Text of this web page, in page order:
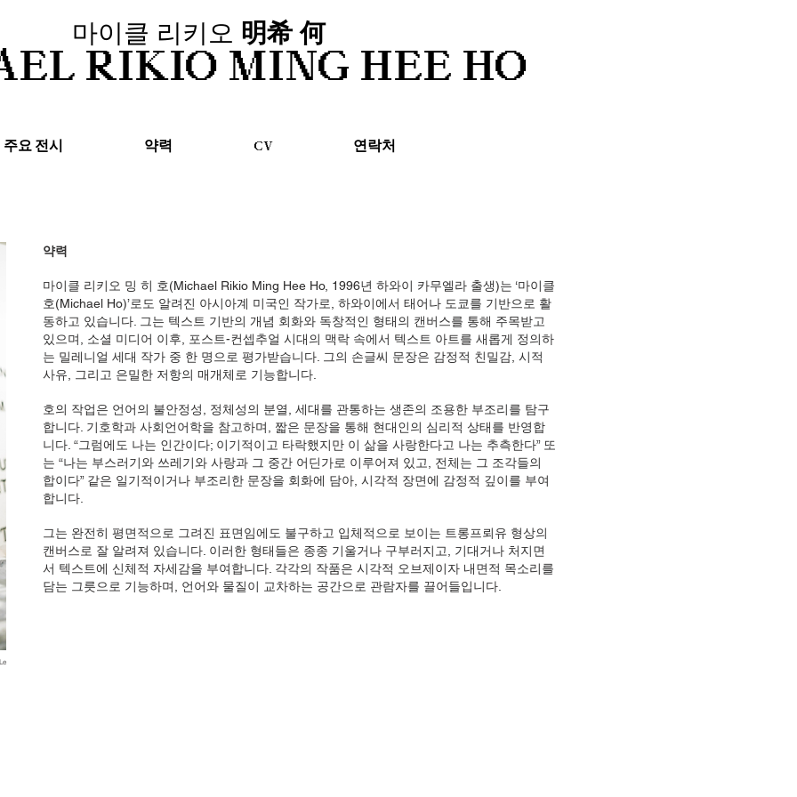
RIKIO MING HEE HO
마이클 리키오 明希 何
주요 전시 약력 CV 연락처
약력
마이클 리키오 밍 히 호(Michael Rikio Ming Hee Ho, 1996년 하와이 카무엘라 출생)는 ‘마이클
호(Michael Ho)’로도 알려진 아시아계 미국인 작가로, 하와이에서 태어나 도쿄를 기반으로 활
동하고 있습니다. 그는 텍스트 기반의 개념 회화와 독창적인 형태의 캔버스를 통해 주목받고
있으며, 소셜 미디어 이후, 포스트-컨셉추얼 시대의 맥락 속에서 텍스트 아트를 새롭게 정의하
는 밀레니얼 세대 작가 중 한 명으로 평가받습니다. 그의 손글씨 문장은 감정적 친밀감, 시적
사유, 그리고 은밀한 저항의 매개체로 기능합니다.
호의 작업은 언어의 불안정성, 정체성의 분열, 세대를 관통하는 생존의 조용한 부조리를 탐구
합니다. 기호학과 사회언어학을 참고하며, 짧은 문장을 통해 현대인의 심리적 상태를 반영합
니다. “그럼에도 나는 인간이다; 이기적이고 타락했지만 이 삶을 사랑한다고 나는 추측한다” 또
는 “나는 부스러기와 쓰레기와 사랑과 그 중간 어딘가로 이루어져 있고, 전체는 그 조각들의
합이다” 같은 일기적이거나 부조리한 문장을 회화에 담아, 시각적 장면에 감정적 깊이를 부여
합니다.
그는 완전히 평면적으로 그려진 표면임에도 불구하고 입체적으로 보이는 트롱프뢰유 형상의
캔버스로 잘 알려져 있습니다. 이러한 형태들은 종종 기울거나 구부러지고, 기대거나 처지면
서 텍스트에 신체적 자세감을 부여합니다. 각각의 작품은 시각적 오브제이자 내면적 목소리를
담는 그릇으로 기능하며, 언어와 물질이 교차하는 공간으로 관람자를 끌어들입니다.